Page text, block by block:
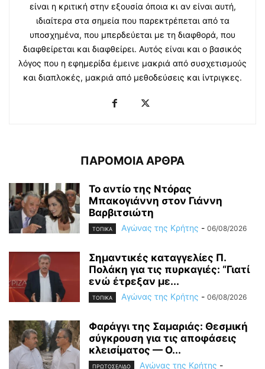
είναι η κριτική στην εξουσία όποια κι αν είναι αυτή,
ιδιαίτερα στα σημεία που παρεκτρέπεται από τα
υποσχημένα, που μπερδεύεται με τη διαφθορά, που
διαφθείρεται και διαφθείρει. Αυτός είναι και ο βασικός
λόγος που η εφημερίδα έμεινε μακριά από συσχετισμούς
και διαπλοκές, μακριά από μεθοδεύσεις και ίντριγκες.
ΠΑΡΟΜΟΙΑ ΑΡΘΡΑ
Το αντίο της Ντόρας
Μπακογιάννη στον Γιάννη
Βαρβιτσιώτη
ΤΟΠΙΚΑ Αγώνας της Κρήτης - 06/08/2026
Σημαντικές καταγγελίες Π.
Πολάκη για τις πυρκαγιές: “Γιατί
ενώ έτρεξαν με...
ΤΟΠΙΚΑ Αγώνας της Κρήτης - 06/08/2026
Φαράγγι της Σαμαριάς: Θεσμική
σύγκρουση για τις αποφάσεις
κλεισίματος — Ο...
ΠΡΩΤΟΣΕΛΙΔΟ Αγώνας της Κρήτης -